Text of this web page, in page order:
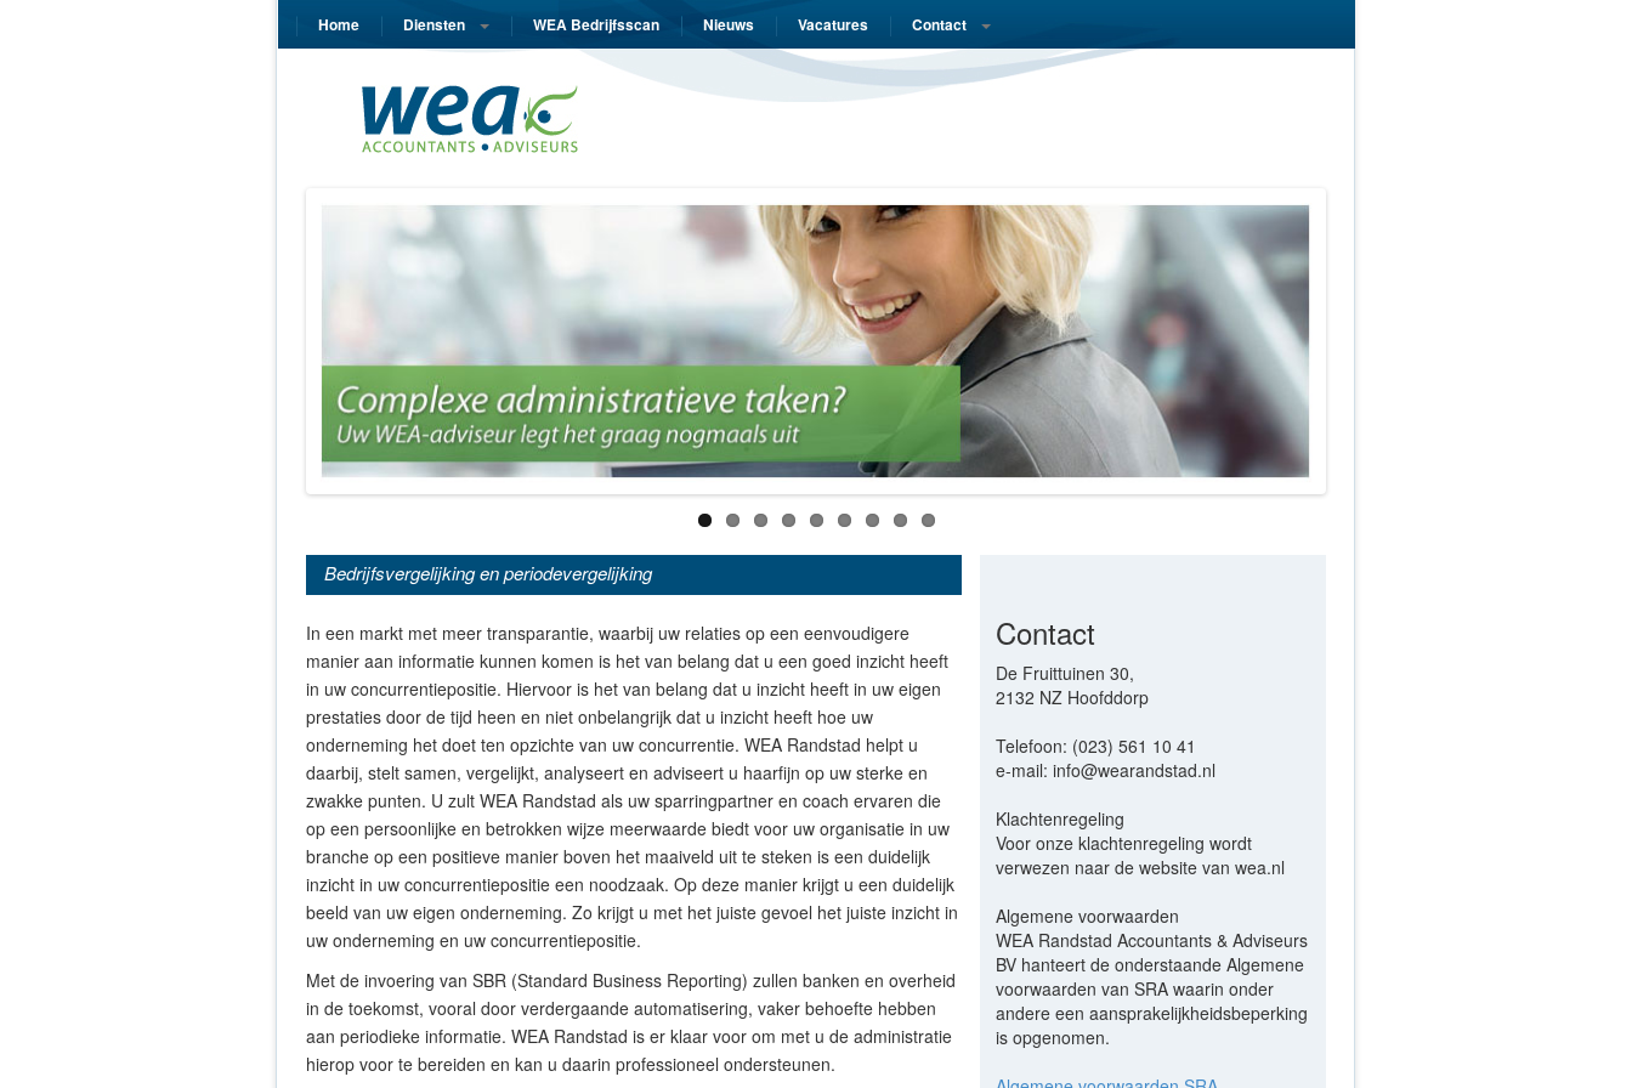
Home Diensten WEA Bedrijfsscan Nieuws Vacatures Contact
Bedrijfsvergelijking en periodevergelijking
In een markt met meer transparantie, waarbij uw relaties op een eenvoudigere
manier aan informatie kunnen komen is het van belang dat u een goed inzicht heeft
in uw concurrentiepositie. Hiervoor is het van belang dat u inzicht heeft in uw eigen
prestaties door de tijd heen en niet onbelangrijk dat u inzicht heeft hoe uw
onderneming het doet ten opzichte van uw concurrentie. WEA Randstad helpt u
daarbij, stelt samen, vergelijkt, analyseert en adviseert u haarfijn op uw sterke en
zwakke punten. U zult WEA Randstad als uw sparringpartner en coach ervaren die
op een persoonlijke en betrokken wijze meerwaarde biedt voor uw organisatie in uw
branche op een positieve manier boven het maaiveld uit te steken is een duidelijk
inzicht in uw concurrentiepositie een noodzaak. Op deze manier krijgt u een duidelijk
beeld van uw eigen onderneming. Zo krijgt u met het juiste gevoel het juiste inzicht in
uw onderneming en uw concurrentiepositie.
Met de invoering van SBR (Standard Business Reporting) zullen banken en overheid
in de toekomst, vooral door verdergaande automatisering, vaker behoefte hebben
aan periodieke informatie. WEA Randstad is er klaar voor om met u de administratie
hierop voor te bereiden en kan u daarin professioneel ondersteunen.
Contact
De Fruittuinen 30,
2132 NZ Hoofddorp
Telefoon: (023) 561 10 41
e-mail: info@wearandstad.nl
Klachtenregeling
Voor onze klachtenregeling wordt
verwezen naar de website van wea.nl
Algemene voorwaarden
WEA Randstad Accountants & Adviseurs
BV hanteert de onderstaande Algemene
voorwaarden van SRA waarin onder
andere een aansprakelijkheidsbeperking
is opgenomen.